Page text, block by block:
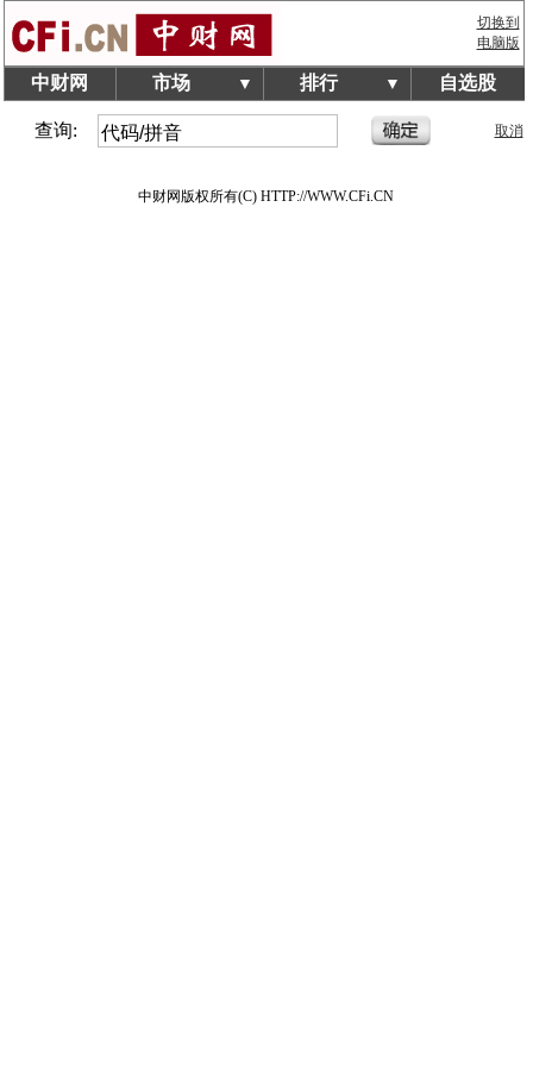
切换到
电脑版
中财网 市场 ▼ 排行 ▼ 自选股
查询: 取消
中财网版权所有(C) HTTP://WWW.CFi.CN